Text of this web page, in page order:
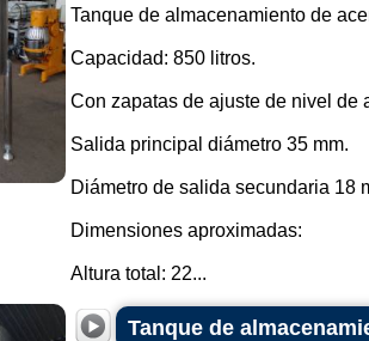
Tanque de almacenamiento de
Capacidad: 850 litros.
Con zapatas de ajuste de nivel de
Salida principal diámetro 35 mm.
Diámetro de salida secundaria 18
Dimensiones aproximadas:
Altura total: 22...
Tanque de